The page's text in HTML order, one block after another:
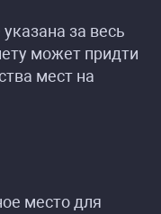
за весь
может придти
мест на
место для